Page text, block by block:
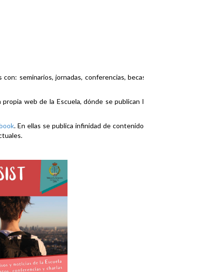
seminarios, jornadas, conferencias, becas,
web de la Escuela, dónde se publican la
. En ellas se publica infinidad de contenidos